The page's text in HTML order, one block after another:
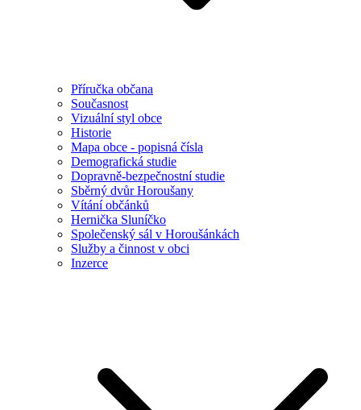
Příručka občana
Současnost
Vizuální styl obce
Historie
Mapa obce - popisná čísla
Demografická studie
Dopravně-bezpečnostní studie
Sběrný dvůr Horoušany
Vítání občánků
Hernička Sluníčko
Společenský sál v Horoušánkách
Služby a činnost v obci
Inzerce